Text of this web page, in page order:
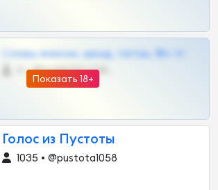
Показать 18+
Сливы вписок, шкод, теток, 18+ тг
0 •
Голос из Пустоты
1035 • @pustota1058